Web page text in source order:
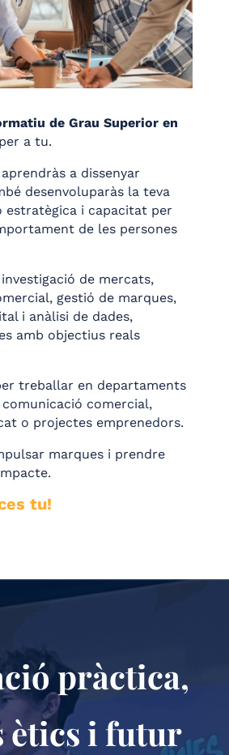
de Grau Superior en
a tu.
a dissenyar
desenvoluparàs la teva
estratègica i capacitat per
de les persones
de mercats,
gestió de marques,
i anàlisi de dades,
amb objectius reals
treballar en departaments
comercial,
o projectes emprenedors.
marques i prendre
tu!
pràctica,
ètics i futur